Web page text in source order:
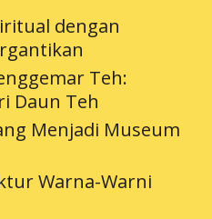
dengan
Teh:
Daun Teh
Menjadi Museum
Warna-Warni